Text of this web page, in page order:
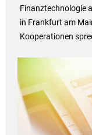
Finanztechnologie
in Frankfurt am
Kooperationen